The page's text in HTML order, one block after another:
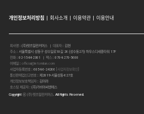
개인정보처리방침 회사소개 이용약관 이용안내
회사명 : (주)렛츠밀란커머스 | 대표자 : 김현
주소 : 서울특별시 성동구 성수일로10길 26 (성수동2가) 하우스디세종타워 17F
전화 : 02-1544-2301 | 팩스 : 070-8270-5600
이메일 : official@letsmilan.com
사업자등록번호 : 605-86-24266
[사업자정보확인]
통신판매업신고번호 : 제2019-서울성동-627호
개인정보보호책임자 : 김미라
호스팅 제공자 : (주)가비아씨엔에스
Copyright ⓒ (주)렛츠밀란커머스. All Rights Reserved.